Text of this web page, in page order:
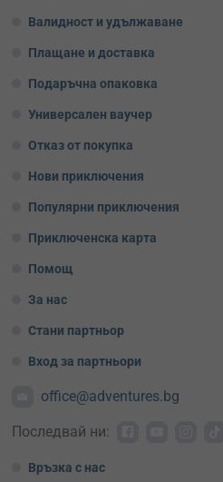
Валидност и удължаване
Плащане и доставка
Подаръчна опаковка
Универсален ваучер
Отказ от покупка
Нови приключения
Популярни приключения
Приключенска карта
Помощ
За нас
Стани партньор
Вход за партньори
office@adventures.bg
Последвай ни:
Връзка с нас